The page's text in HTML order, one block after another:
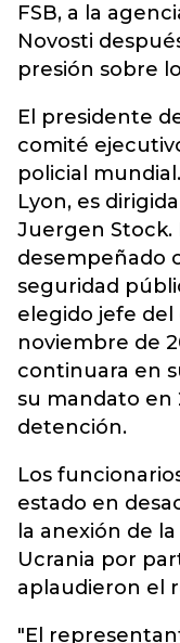
FSB, a la
Novosti
presión sobre
El presidente
comité
policial
Lyon, es
Juergen Stock.
desempeñado
seguridad
elegido jefe
noviembre de
continuara en
su mandato en
detención.
Los
estado en
la anexión de
Ucrania por
aplaudieron el
"El